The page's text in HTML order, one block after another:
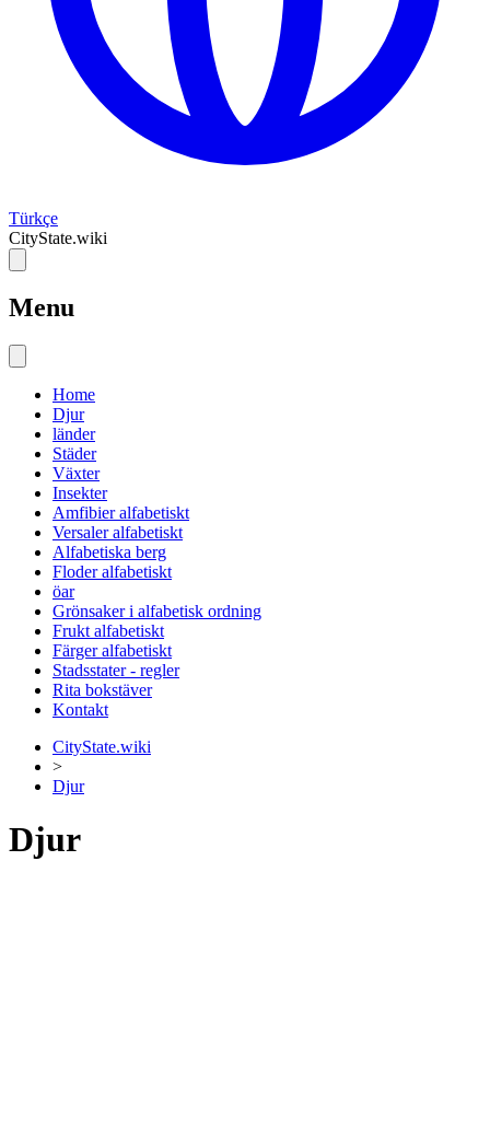
Türkçe
CityState.wiki
Menu
Home
Djur
länder
Städer
Växter
Insekter
Amfibier alfabetiskt
Versaler alfabetiskt
Alfabetiska berg
Floder alfabetiskt
öar
Grönsaker i alfabetisk ordning
Frukt alfabetiskt
Färger alfabetiskt
Stadsstater - regler
Rita bokstäver
Kontakt
CityState.wiki
>
Djur
Djur